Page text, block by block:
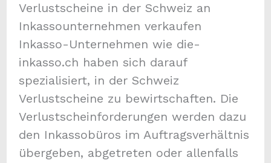
Verlustscheine in der Schweiz an
Inkassounternehmen verkaufen
Inkasso-Unternehmen wie die-
inkasso.ch haben sich darauf
spezialisiert, in der Schweiz
Verlustscheine zu bewirtschaften. Die
Verlustscheinforderungen werden dazu
den Inkassobüros im Auftragsverhältnis
übergeben, abgetreten oder allenfalls